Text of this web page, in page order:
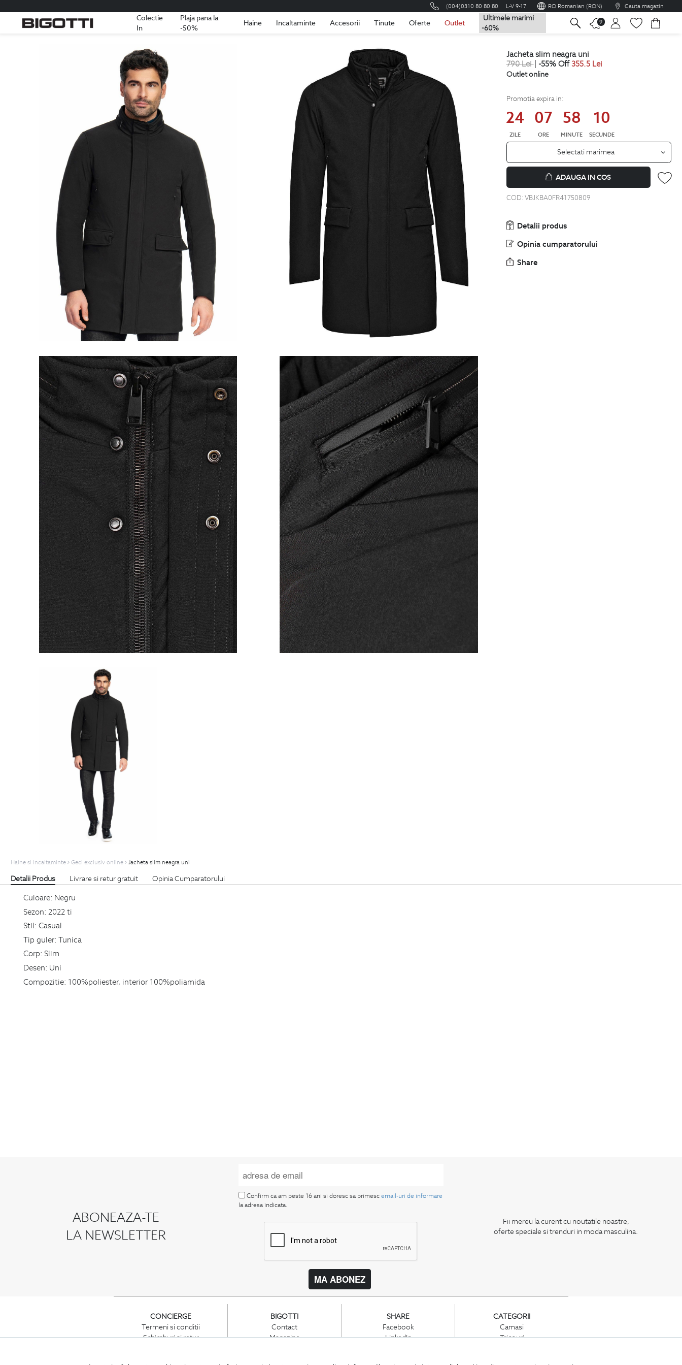
(004)0310 80 80 80 L-V 9-17 RO Romanian (RON) Cauta magazin
Colectie
In
Plaja pana la
-50%
Haine Incaltaminte Accesorii Tinute Oferte Outlet
Ultimele marimi
-60%
9
Romania Romana
790Lei| -55% Off 355.5
Outlet online
24 07 58 09
Haine si Incaltaminte Geci exclusiv online Jacheta slim neagra uni
Detalii Produs Livrare si retur gratuit Opinia Cumparatorului
Culoare: Negru
Sezon: 2022 ti
Stil: Casual
Tip guler: Tunica
Corp: Slim
Desen: Uni
Compozitie: 100%poliester, interior 100%poliamida
ABONEAZA-TE
LA NEWSLETTER
Confirm ca am peste 16 ani si doresc sa primescemail-uri de informare
la adresa indicata.
MA ABONEZ
Fii mereu la curent cu noutatile noastre,
oferte speciale si trenduri in moda masculina.
CONCIERGE
Termeni si conditii
Schimburi si retur
BIGOTTI
Contact
Magazine
SHARE
Facebook
LinkedIn
CATEGORII
Camasi
Tricouri